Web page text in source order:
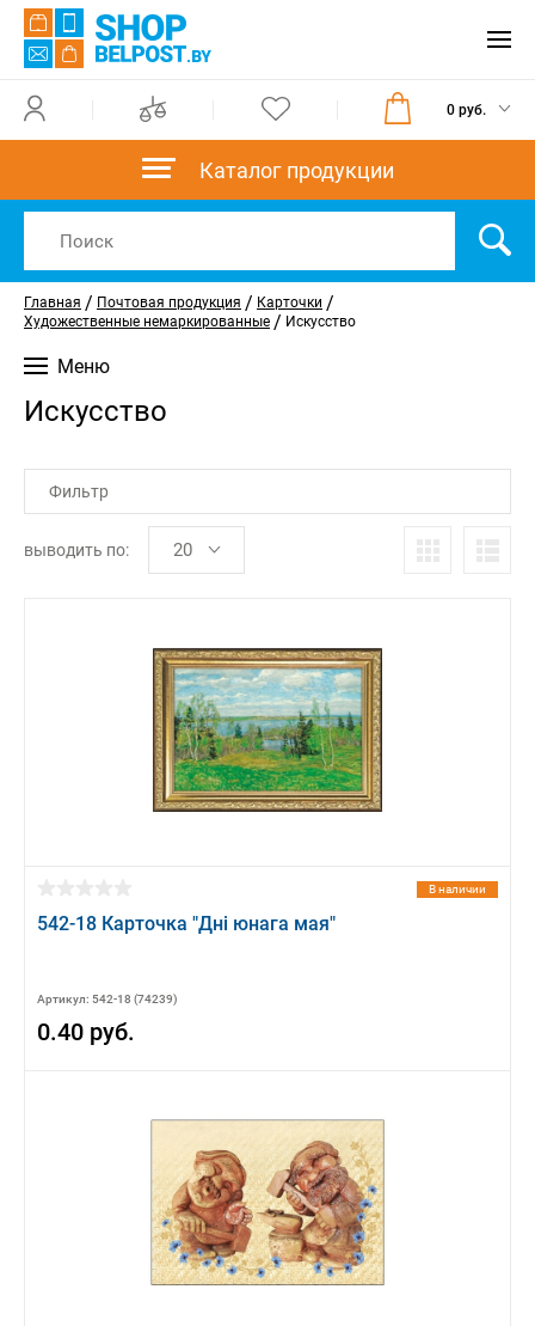
0 руб.
Каталог продукции
Главная / Почтовая продукция / Карточки /
Художественные немаркированные / Искусство
Меню
Искусство
Фильтр
выводить по:
В наличии
542-18 Карточка "Днi юнага мая"
Артикул: 542-18 (74239)
0.40 руб.